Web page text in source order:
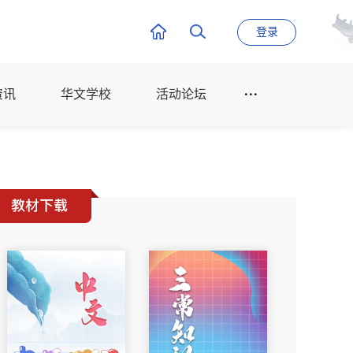
登录
讯 华文学校 活动论坛